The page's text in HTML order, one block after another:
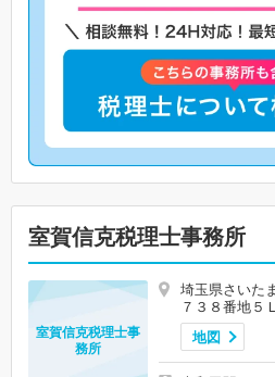
室賀信克税理士事務所
埼玉県さいた
７３８番地５
地図
室賀信克税理士事
務所